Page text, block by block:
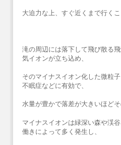
大迫力な上、すぐ近くまで行くこ
滝の周辺には落下して飛び散る
気イオンが立ち込め、
そのマイナスイオン化した微粒
不眠症などに有効で、
水量が豊かで落差が大きいほど
マイナスイオンは緑深い森や渓
働きによって多く発生し、